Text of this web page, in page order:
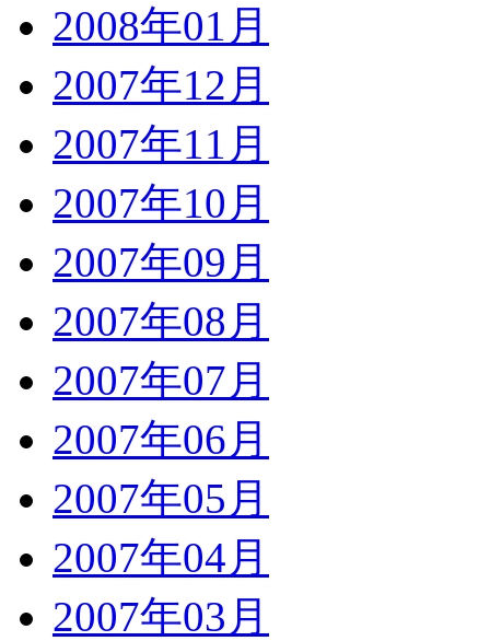
2008年01月
2007年12月
2007年11月
2007年10月
2007年09月
2007年08月
2007年07月
2007年06月
2007年05月
2007年04月
2007年03月